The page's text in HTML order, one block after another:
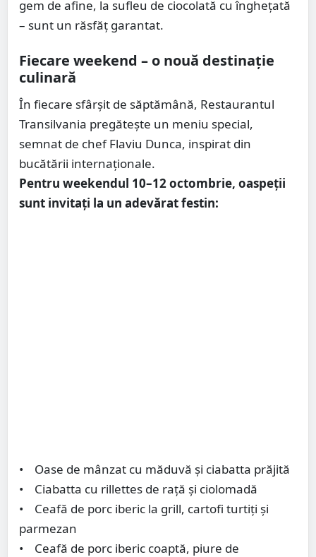
gem de afine, la sufleu de ciocolată cu înghețată
– sunt un răsfăț garantat.
Fiecare weekend – o nouă destinație
culinară
În fiecare sfârșit de săptămână, Restaurantul
Transilvania pregătește un meniu special,
semnat de chef Flaviu Dunca, inspirat din
bucătării internaționale.
Pentru weekendul 10–12 octombrie, oaspeții
sunt invitați la un adevărat festin:
• Oase de mânzat cu măduvă și ciabatta prăjită
• Ciabatta cu rillettes de rață și ciolomadă
• Ceafă de porc iberic la grill, cartofi turtiți și
parmezan
• Ceafă de porc iberic coaptă, piure de